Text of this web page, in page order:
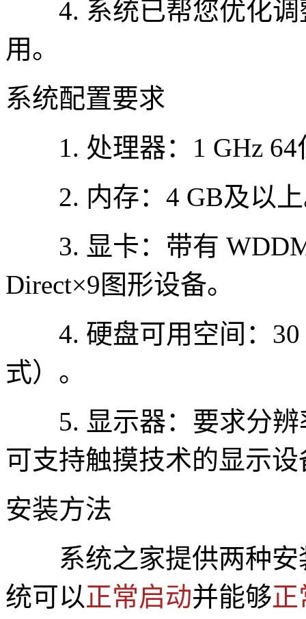
4. 系统已帮您优化调
用。
系统配置要求
1. 处理器：1 GHz 64
2. 内存：4 GB及以
3. 显卡：带有 WDDM
Direct×9图形设备。
4. 硬盘可用空间：30
式）。
5. 显示器：要求分辨
可支持触摸技术的显示设
安装方法
系统之家提供两种
统可以正常启动并能够正